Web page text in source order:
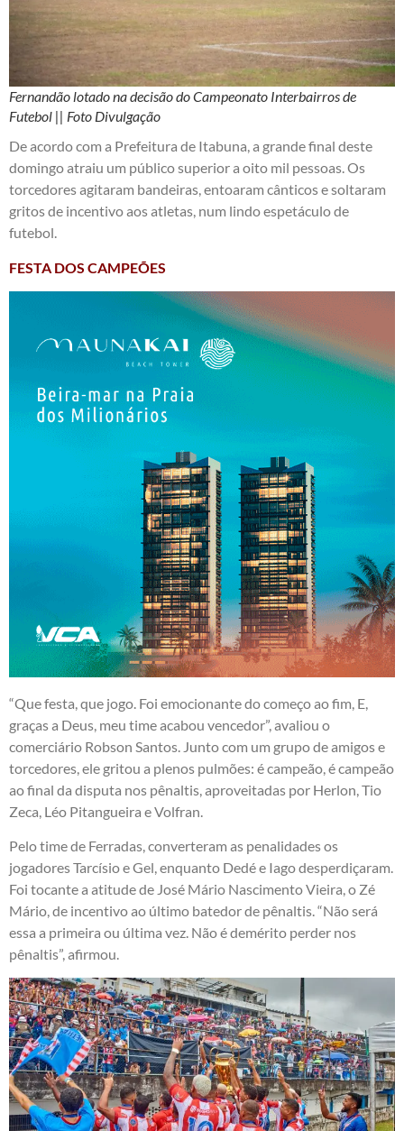
Fernandão lotado na decisão do Campeonato Interbairros de
Futebol || Foto Divulgação
De acordo com a Prefeitura de Itabuna, a grande final deste
domingo atraiu um público superior a oito mil pessoas. Os
torcedores agitaram bandeiras, entoaram cânticos e soltaram
gritos de incentivo aos atletas, num lindo espetáculo de
futebol.
FESTA DOS CAMPEÕES
“Que festa, que jogo. Foi emocionante do começo ao fim, E,
graças a Deus, meu time acabou vencedor”, avaliou o
comerciário Robson Santos. Junto com um grupo de amigos e
torcedores, ele gritou a plenos pulmões: é campeão, é campeão
ao final da disputa nos pênaltis, aproveitadas por Herlon, Tio
Zeca, Léo Pitangueira e Volfran.
Pelo time de Ferradas, converteram as penalidades os
jogadores Tarcísio e Gel, enquanto Dedé e Iago desperdiçaram.
Foi tocante a atitude de José Mário Nascimento Vieira, o Zé
Mário, de incentivo ao último batedor de pênaltis. “Não será
essa a primeira ou última vez. Não é demérito perder nos
pênaltis”, afirmou.